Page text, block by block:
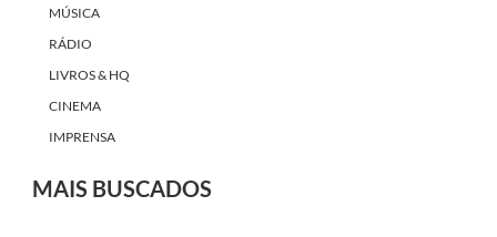
MÚSICA
RÁDIO
LIVROS & HQ
CINEMA
IMPRENSA
MAIS BUSCADOS